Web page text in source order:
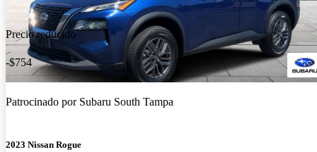
Precio reducido
-$754
Patrocinado por Subaru South Tampa
2023 Nissan Rogue